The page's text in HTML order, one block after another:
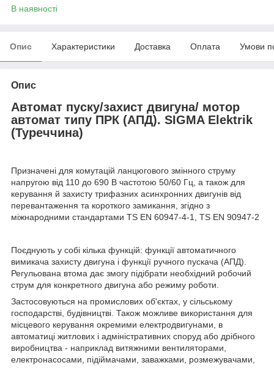
В наявності
Опис Характеристики Доставка Оплата Умови
Опис
Автомат пуску/захист двигуна/ мотор
автомат типу ПРК (АПД). SIGMA Elektrik
(Туреччина)
Призначені для комутацій ланцюгового змінного струму
напругою від 110 до 690 В частотою 50/60 Гц, а також для
керування й захисту трифазних асинхронних двигунів від
перевантаження та короткого замикання, згідно з
міжнародними стандартами TS EN 60947-4-1, TS EN 90947-2
Поєднують у собі кілька функцій: функції автоматичного
вимикача захисту двигуна і функції ручного пускача (АПД).
Регульована втома дає змогу підібрати необхідний робочий
струм для конкретного двигуна або режиму роботи.
Застосовуються на промислових об'єктах, у сільському
господарстві, будівництві. Також можливе використання для
місцевого керування окремими електродвигунами, в
автоматиці житлових і адміністративних споруд або дрібного
виробництва - наприклад витяжними вентиляторами,
електронасосами, підіймачами, заважками, розмежувачами,